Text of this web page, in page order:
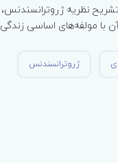
نظریه
با مولفه‌های اساسی زندگی
ژروترانسندنس